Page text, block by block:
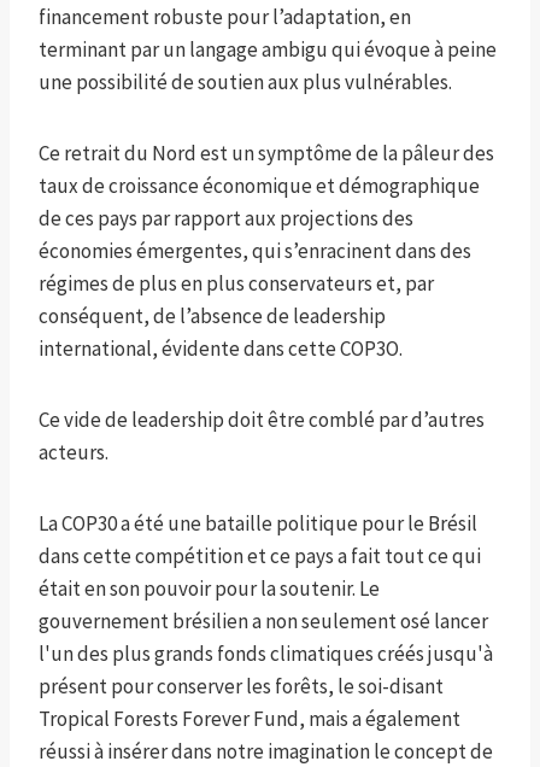
financement robuste pour l’adaptation, en
terminant par un langage ambigu qui évoque à peine
une possibilité de soutien aux plus vulnérables.
Ce retrait du Nord est un symptôme de la pâleur des
taux de croissance économique et démographique
de ces pays par rapport aux projections des
économies émergentes, qui s’enracinent dans des
régimes de plus en plus conservateurs et, par
conséquent, de l’absence de leadership
international, évidente dans cette COP3O.
Ce vide de leadership doit être comblé par d’autres
acteurs.
La COP30 a été une bataille politique pour le Brésil
dans cette compétition et ce pays a fait tout ce qui
était en son pouvoir pour la soutenir. Le
gouvernement brésilien a non seulement osé lancer
l'un des plus grands fonds climatiques créés jusqu'à
présent pour conserver les forêts, le soi-disant
Tropical Forests Forever Fund, mais a également
réussi à insérer dans notre imagination le concept de